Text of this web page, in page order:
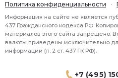
+7 (495)
Политика конфиденциальности ·
Информация на сайте не является
437 Гражданского кодекса РФ.
материалов этого сайта запрещено.
валюты приведены исключительно
информации (п. 2 ст. 437 ГК РФ).